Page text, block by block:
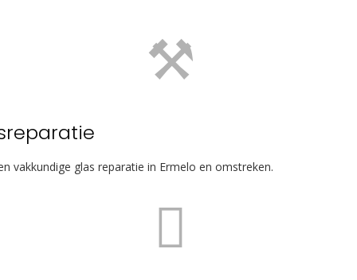
vakkundige glas reparatie in Ermelo en omstreken.